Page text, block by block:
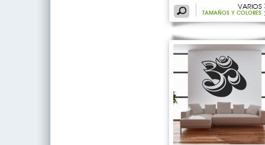
VARIOS
TAMAÑOS Y COLORES